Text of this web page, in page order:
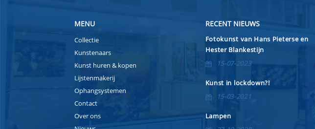
MENU
Collectie
Kunstenaars
Kunst huren & kopen
Lijstenmakerij
Ophangsystemen
Contact
Over ons
RECENT NIEUWS
Fotokunst van Hans Pieterse en
Hester Blankestijn
15-07-2023
Kunst in lockdown?!
15-03-2021
Lampen